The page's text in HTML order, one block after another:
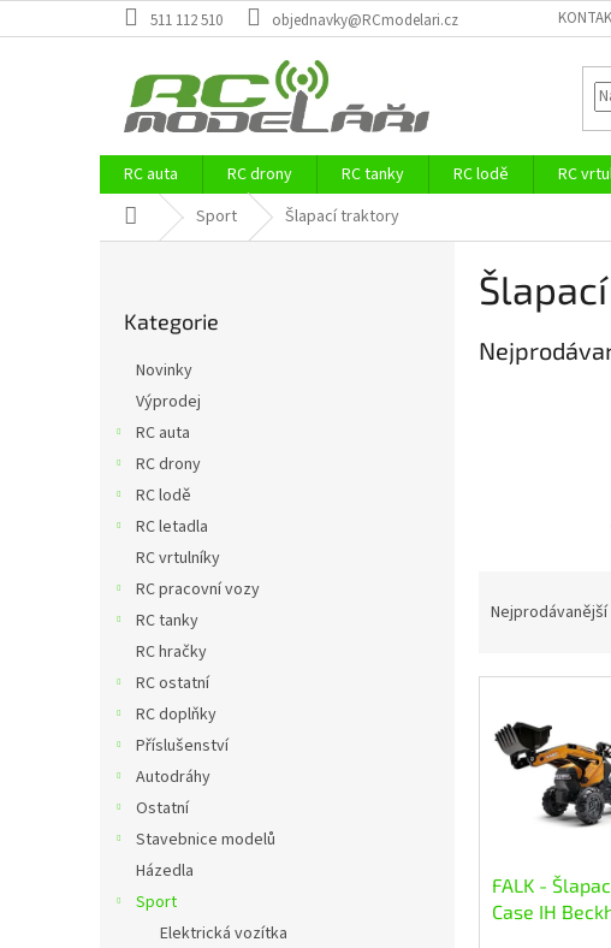
na
511 112 510 objednavky@RCmodelari.cz
RC auta RC drony RC tanky RC lodě RC
Domů Sport Šlapací traktory
kategorie
Kategorie
Novinky
Výprodej
RC auta
RC drony
RC lodě
RC letadla
RC vrtulníky
RC pracovní vozy
RC tanky
RC hračky
RC ostatní
RC doplňky
Příslušenství
Autodráhy
Ostatní
Stavebnice modelů
Házedla
Sport
Elektrická vozítka
Nejprodávanější
FALK -
Case IH